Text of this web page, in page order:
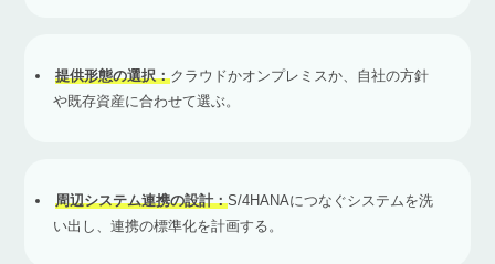
提供形態の選択：クラウドかオンプレミスか、自社の方針
や既存資産に合わせて選ぶ。
周辺システム連携の設計：S/4HANAにつなぐシステムを洗
い出し、連携の標準化を計画する。